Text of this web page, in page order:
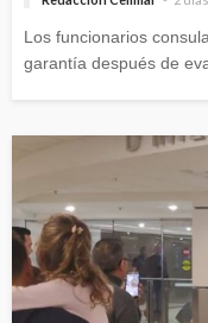
Los funcionarios
garantía después de